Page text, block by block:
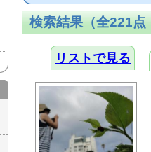
検索結果（全221点
リストで見る